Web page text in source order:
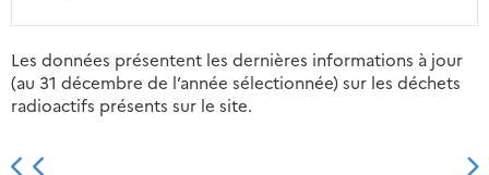
Les données présentent les dernières informations à jour
(au 31 décembre de l’année sélectionnée) sur les déchets
radioactifs présents sur le site.